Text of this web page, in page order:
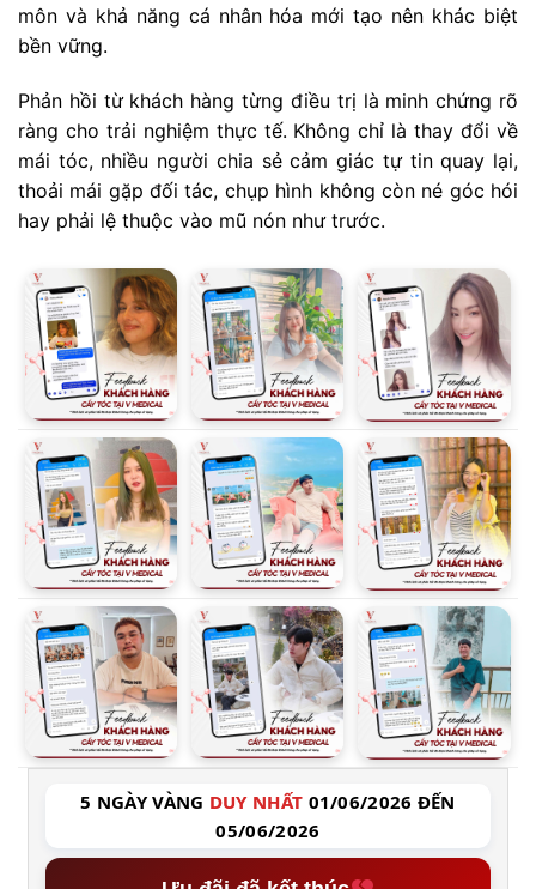
môn và khả năng cá nhân hóa mới tạo nên khác biệt
bền vững.
Phản hồi từ khách hàng từng điều trị là minh chứng rõ
ràng cho trải nghiệm thực tế. Không chỉ là thay đổi về
mái tóc, nhiều người chia sẻ cảm giác tự tin quay lại,
thoải mái gặp đối tác, chụp hình không còn né góc hói
hay phải lệ thuộc vào mũ nón như trước.
5 NGÀY VÀNG DUY NHẤT 01/06/2026 ĐẾN
05/06/2026